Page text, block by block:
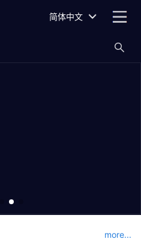
简体中文
more...